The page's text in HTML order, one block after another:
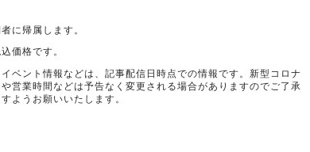
に帰属します。
価格です。
ベント情報などは、記事配信日時点での情報です。新型コロナ
営業時間などは予告なく変更される場合がありますのでご了承
ようお願いいたします。